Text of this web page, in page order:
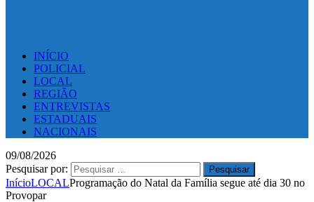
INÍCIO
POLICIAL
LOCAL
REGIÃO
ENTREVISTAS
ESTADUAIS
NACIONAIS
09/08/2026
Pesquisar por:
InícioLOCALProgramação do Natal da Família segue até dia 30 no
Provopar